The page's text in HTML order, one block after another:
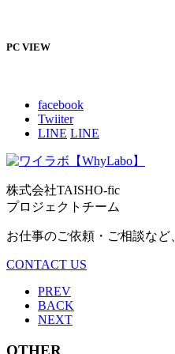
PC VIEW
facebook
Twiiter
LINE LINE
株式会社TAISHO-fic
プロジェクトチーム
お仕事のご依頼・ご相談な
CONTACT US
PREV
BACK
NEXT
OTHER